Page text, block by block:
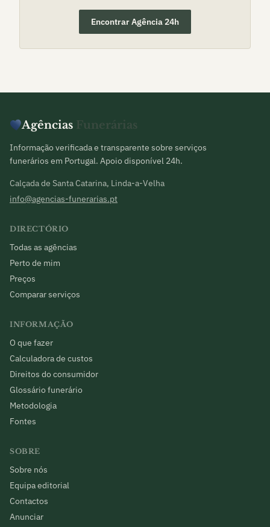
Encontrar Agência 24h
Agências Funerárias
Informação verificada e transparente sobre serviços
funerários em Portugal. Apoio disponível 24h.
Calçada de Santa Catarina, Linda-a-Velha
info@agencias-funerarias.pt
DIRECTÓRIO
Todas as agências
Perto de mim
Preços
Comparar serviços
INFORMAÇÃO
O que fazer
Calculadora de custos
Direitos do consumidor
Glossário funerário
Metodologia
Fontes
SOBRE
Sobre nós
Equipa editorial
Contactos
Anunciar